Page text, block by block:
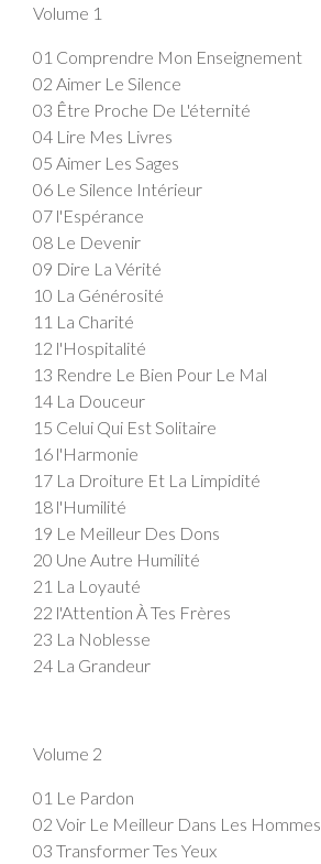
Volume 1
01 Comprendre Mon Enseignement
02 Aimer Le Silence
03 Être Proche De L'éternité
04 Lire Mes Livres
05 Aimer Les Sages
06 Le Silence Intérieur
07 l'Espérance
08 Le Devenir
09 Dire La Vérité
10 La Générosité
11 La Charité
12 l'Hospitalité
13 Rendre Le Bien Pour Le Mal
14 La Douceur
15 Celui Qui Est Solitaire
16 l'Harmonie
17 La Droiture Et La Limpidité
18 l'Humilité
19 Le Meilleur Des Dons
20 Une Autre Humilité
21 La Loyauté
22 l'Attention À Tes Frères
23 La Noblesse
24 La Grandeur
Volume 2
01 Le Pardon
02 Voir Le Meilleur Dans Les Hommes
03 Transformer Tes Yeux